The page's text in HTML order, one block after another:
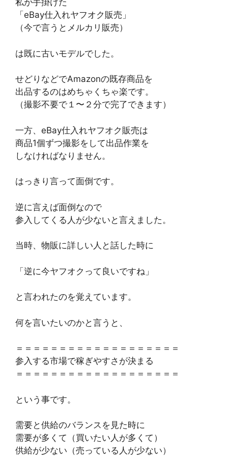
私が手掛けた
「eBay仕入れヤフオク販売」
（今で言うとメルカリ販売）
は既に古いモデルでした。
せどりなどでAmazonの既存商品を
出品するのはめちゃくちゃ楽です。
（撮影不要で１〜２分で完了できます）
一方、eBay仕入れヤフオク販売は
商品1個ずつ撮影をして出品作業を
しなければなりません。
はっきり言って面倒です。
逆に言えば面倒なので
参入してくる人が少ないと言えました。
当時、物販に詳しい人と話した時に
「逆に今ヤフオクって良いですね」
と言われたのを覚えています。
何を言いたいのかと言うと、
＝＝＝＝＝＝＝＝＝＝＝＝＝＝＝＝＝＝＝
参入する市場で稼ぎやすさが決まる
＝＝＝＝＝＝＝＝＝＝＝＝＝＝＝＝＝＝＝
という事です。
需要と供給のバランスを見た時に
需要が多くて（買いたい人が多くて）
供給が少ない（売っている人が少ない）